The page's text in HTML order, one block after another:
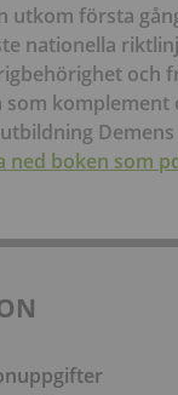
utkom första
nationella
och
som
ned boken som